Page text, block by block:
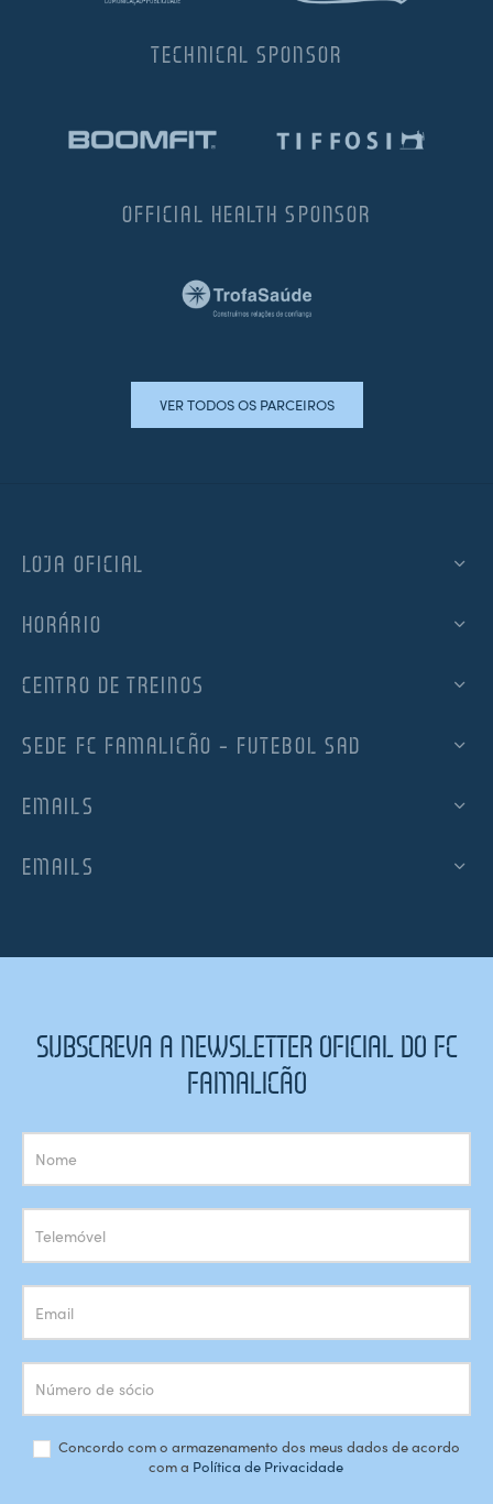
TECHNICAL SPONSOR
OFFICIAL HEALTH SPONSOR
VER TODOS OS PARCEIROS
LOJA OFICIAL
HORÁRIO
CENTRO DE TREINOS
SEDE FC FAMALICÃO – FUTEBOL SAD
EMAILS
EMAILS
SUBSCREVA A NEWSLETTER OFICIAL DO FC
FAMALICÃO
Subscrição
Newsletter
Concordo com o armazenamento dos meus dados de acordo
com a Política de Privacidade